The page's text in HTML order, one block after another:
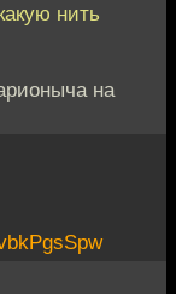
нить
на